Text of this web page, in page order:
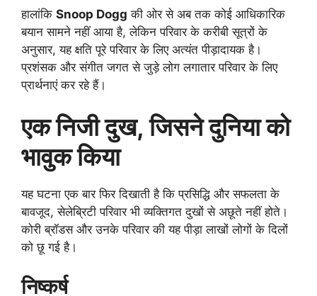
हालांकि Snoop Dogg की ओर से अब तक कोई आधिकारिक
बयान सामने नहीं आया है, लेकिन परिवार के करीबी सूत्रों के
अनुसार, यह क्षति पूरे परिवार के लिए अत्यंत पीड़ादायक है।
प्रशंसक और संगीत जगत से जुड़े लोग लगातार परिवार के लिए
प्रार्थनाएं कर रहे हैं।
एक निजी दुख, जिसने दुनिया को
भावुक किया
यह घटना एक बार फिर दिखाती है कि प्रसिद्धि और सफलता के
बावजूद, सेलेब्रिटी परिवार भी व्यक्तिगत दुखों से अछूते नहीं होते।
कोरी ब्रॉडस और उनके परिवार की यह पीड़ा लाखों लोगों के दिलों
को छू गई है।
निष्कर्ष